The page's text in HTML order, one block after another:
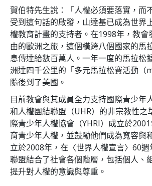
賀伯特先生說：「人權必須要落實，而
受到這句話的啟發，山達基已成為世界
權教育計畫的支持者。在1998年，教會
由的歐洲之旅，這個橫跨八個國家的馬
息傳達給數百萬人。一年一度的馬拉松
洲達四千公里的「多元馬拉松賽活動（
隨後到了美國。
目前教會與其成員全力支持國際青少年
和人權團結聯盟（UHR）的非宗教性之
際青少年人權協會（YHRI）成立於
育青少年人權，並鼓勵他們成為寬容與
立於2008年，在〈世界人權宣言〉60
聯盟結合了社會各個階層，包括個人、
提升對人權的意識與尊重。